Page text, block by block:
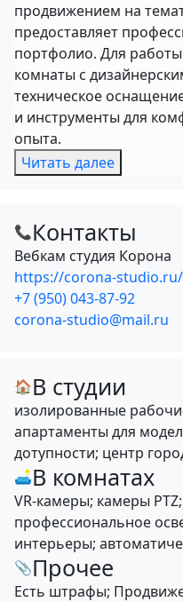
продвижением на
предоставляет
портфолио. Для
комнаты с
техническое
и инструменты для
опыта.
Читать далее
📞Контакты
Вебкам студия Корона
https://corona-studio.ru/
+7 (950) 043-87-92
corona-studio@mail.ru
🏠В студии
изолированные
апартаменты для
дотупности; центр
🛋В комнатах
VR-камеры; камеры
профессиональное
интерьеры;
📎Прочее
Есть штрафы;